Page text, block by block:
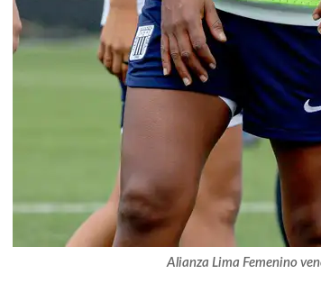
Alianza Lima Femenino